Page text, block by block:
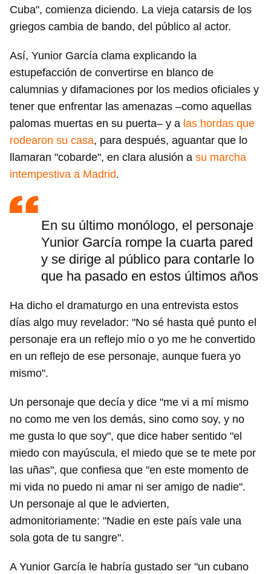
Para poder guardar como favorito, primero has de
iniciar sesión con tu cuenta de 14ymedio.
INICIAR SESIÓN CANCELAR
Cuba", comienza diciendo. La vieja catarsis de los
griegos cambia de bando, del público al actor.
Así, Yunior García clama explicando la
estupefacción de convertirse en blanco de
calumnias y difamaciones por los medios oficiales y
tener que enfrentar las amenazas –como aquellas
palomas muertas en su puerta– y a las hordas que
rodearon su casa, para después, aguantar que lo
llamaran "cobarde", en clara alusión a su marcha
intempestiva a Madrid.
En su último monólogo, el personaje
Yunior García rompe la cuarta pared
y se dirige al público para contarle lo
que ha pasado en estos últimos años
Ha dicho el dramaturgo en una entrevista estos
días algo muy revelador: "No sé hasta qué punto el
personaje era un reflejo mío o yo me he convertido
en un reflejo de ese personaje, aunque fuera yo
mismo".
Un personaje que decía y dice "me vi a mí mismo
no como me ven los demás, sino como soy, y no
me gusta lo que soy", que dice haber sentido "el
miedo con mayúscula, el miedo que se te mete por
las uñas", que confiesa que "en este momento de
mi vida no puedo ni amar ni ser amigo de nadie".
Un personaje al que le advierten,
admonitoriamente: "Nadie en este país vale una
sola gota de tu sangre".
A Yunior García le habría gustado ser "un cubano